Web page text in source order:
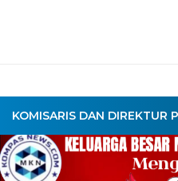
KOMISARIS DAN DIREKTUR